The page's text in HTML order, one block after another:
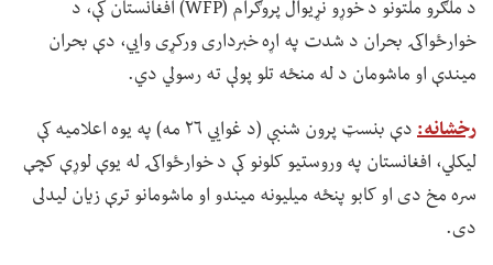
د ملګرو ملتونو د خوړو نړیوال پروګرام (WFP) افغانستان کې، د
خوارځواکۍ بحران د شدت په اړه خبرداری ورکړی وايي، دې بحران
میندې او ماشومان د له منځه تلو پولې ته رسولي دي.
رخشانه:
دې بنسټ پرون شنبې (د غوايي ۲۶ مه) په یوه اعلامیه کې
لیکلي، افغانستان په وروستیو کلونو کې د خوارځواکۍ له یوې لوړې کچې
سره مخ دی او کابو پنځه میلیونه میندو او ماشومانو ترې زیان لیدلی
دی.